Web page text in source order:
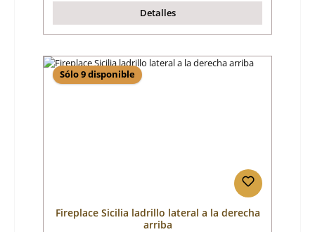
Detalles
Sólo 9 disponible
Fireplace Sicilia ladrillo lateral a la derecha
arriba